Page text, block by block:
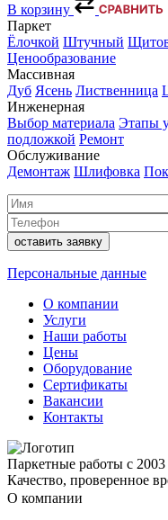
В корзину
Паркет
Ёлочкой Штучный
Ценообразование
Массивная
Дуб Ясень Лиственница
Инженерная
Выбор материала Этапы
подложкой Ремонт
Обслуживание
Демонтаж Шлифовка
Персональные данные
О компании
Услуги
Наши работы
Цены
Оборудование
Сертификаты
Вакансии
Контакты
Паркетные работы с 2003
Качество, проверенное
О компании